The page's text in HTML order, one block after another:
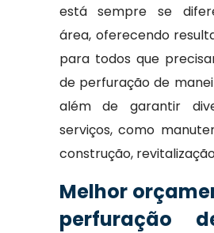
está sempre se
área, oferecendo
para todos que
de perfuração de
além de garantir
serviços, como
construção,
Melhor
perfuração